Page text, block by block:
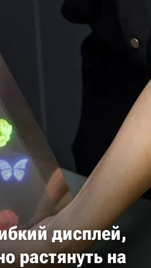
дисплей,
растянуть на